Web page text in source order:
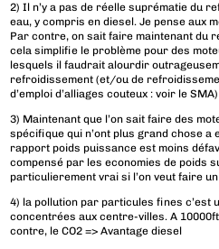
2) Il n’y a pas de réelle suprématie du
eau, y compris en diesel. Je pense aux
Par contre, on sait faire maintenant du
cela simplifie le problème pour des
lesquels il faudrait alourdir
refroidissement (et/ou de
d’emploi d’alliages couteux : voir le SMA)
3) Maintenant que l’on sait faire des
spécifique qui n’ont plus grand chose a
rapport poids puissance est moins
compensé par les economies de poids
particulierement vrai si l’on veut faire
4) la pollution par particules fines c’est
concentrées aux centre-villes. A
contre, le CO2 => Avantage diesel